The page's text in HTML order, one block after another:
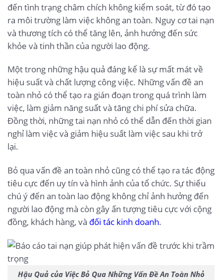
đến tình trạng châm chích không kiểm soát, từ đó tạo
ra môi trường làm việc không an toàn. Nguy cơ tai nạn
và thương tích có thể tăng lên, ảnh hưởng đến sức
khỏe và tinh thần của người lao động.
Một trong những hậu quả đáng kể là sự mất mát về
hiệu suất và chất lượng công việc. Những vấn đề an
toàn nhỏ có thể tạo ra gián đoạn trong quá trình làm
việc, làm giảm năng suất và tăng chi phí sửa chữa.
Đồng thời, những tai nạn nhỏ có thể dẫn đến thời gian
nghỉ làm việc và giảm hiệu suất làm việc sau khi trở
lại.
Bỏ qua vấn đề an toàn nhỏ cũng có thể tạo ra tác động
tiêu cực đến uy tín và hình ảnh của tổ chức. Sự thiếu
chú ý đến an toàn lao động không chỉ ảnh hưởng đến
người lao động mà còn gây ấn tượng tiêu cực với cộng
đồng, khách hàng, và đối tác kinh doanh.
Hậu Quả của Việc Bỏ Qua Những Vấn Đề An Toàn Nhỏ